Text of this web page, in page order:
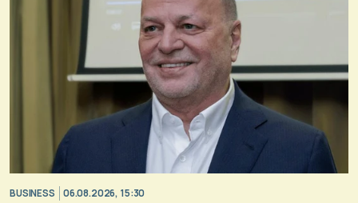
BUSINESS 06.08.2026, 15:30